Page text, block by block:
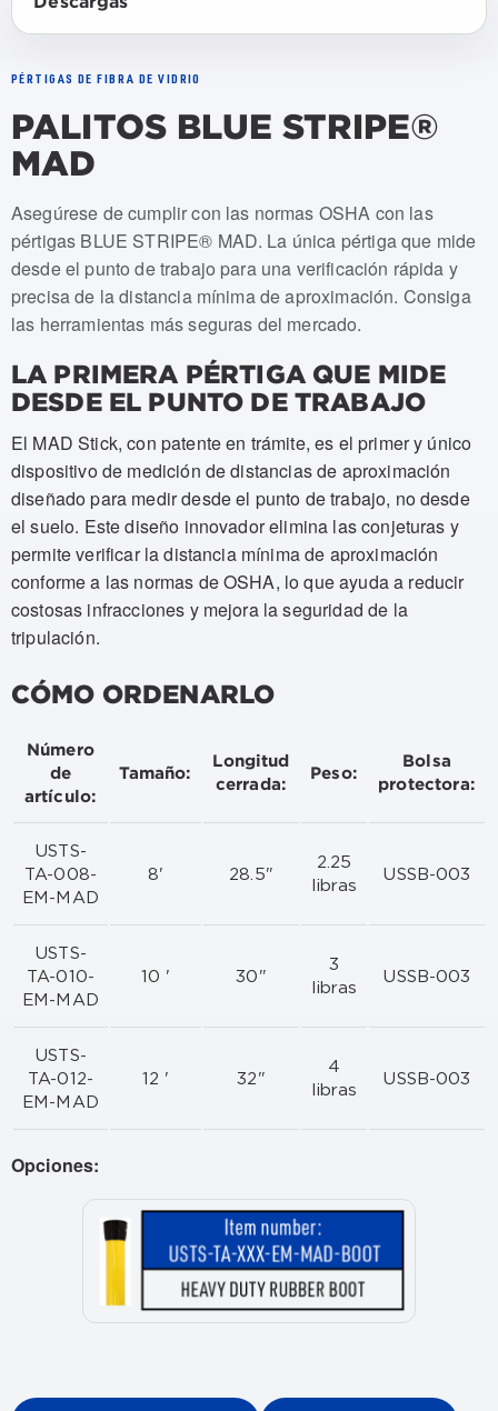
PÉRTIGAS DE FIBRA DE VIDRIO
PALITOS BLUE STRIPE®
MAD
Numeros de articulo: USTS-TA-008-EM-MAD, USTS-TA-
Asegúrese de cumplir con las normas OSHA con las
pértigas BLUE STRIPE® MAD. La única pértiga que mide
desde el punto de trabajo para una verificación rápida y
precisa de la distancia mínima de aproximación. Consiga
las herramientas más seguras del mercado.
LA PRIMERA PÉRTIGA QUE MIDE
DESDE EL PUNTO DE TRABAJO
El MAD Stick, con patente en trámite, es el primer y único
dispositivo de medición de distancias de aproximación
diseñado para medir desde el punto de trabajo, no desde
el suelo. Este diseño innovador elimina las conjeturas y
permite verificar la distancia mínima de aproximación
conforme a las normas de OSHA, lo que ayuda a reducir
costosas infracciones y mejora la seguridad de la
tripulación.
CÓMO ORDENARLO
Número
de
artículo:
Tamaño:
Longitud
cerrada:
Peso:
Bolsa
protectora:
USTS-
TA-008-
EM-MAD
8' 28.5"
2.25
libras
USSB-003
USTS-
TA-010-
EM-MAD
10 ' 30"
3
libras
USSB-003
USTS-
TA-012-
EM-MAD
12 ' 32"
4
libras
USSB-003
Opciones: